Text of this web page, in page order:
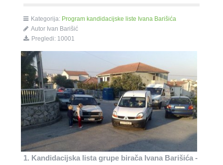
Kategorija: Program kandidacijske liste Ivana Barišića
Autor Ivan Barišić
Pregledi: 10001
1. Kandidacijska lista grupe birača Ivana Barišića -